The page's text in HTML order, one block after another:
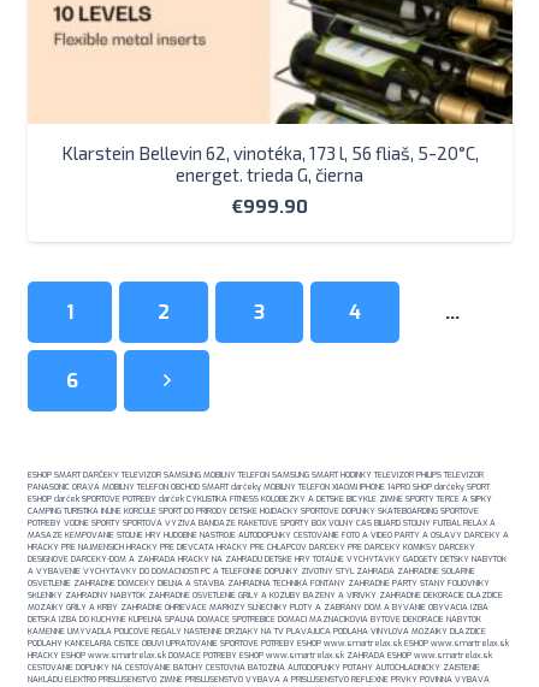
Klarstein Bellevin 62, vinotéka, 173 l, 56 fliaš, 5-20°C,
energet. trieda G, čierna
€999.90
1 2 3 4 …
6
ESHOP SMART DARČEKY TELEVIZOR SAMSUNG MOBILNY TELEFON SAMSUNG SMART HODINKY TELEVIZOR PHILIPS TELEVIZOR
PANASONIC ORAVA MOBILNY TELEFON OBCHOD SMART darčeky MOBILNY TELEFON XIAOMI IPHONE 14PRO SHOP darčeky SPORT
ESHOP darček SPORTOVE POTREBY darček CYKLISTIKA FITNESS KOLOBEZKY A DETSKE BICYKLE ZIMNE SPORTY TERCE A SIPKY
CAMPING TURISTIKA INLINE KORCULE SPORT DO PRIRODY DETSKE HOJDACKY SPORTOVE DOPLNKY SKATEBOARDING SPORTOVE
POTREBY VODNE SPORTY SPORTOVA VYZIVA BANDAZE RAKETOVE SPORTY BOX VOLNY CAS BILIARD STOLNY FUTBAL RELAX A
MASAZE KEMPOVANIE STOLNE HRY HUDOBNE NASTROJE AUTODOPLNKY CESTOVANIE FOTO A VIDEO PARTY A OSLAVY DARCEKY A
HRACKY PRE NAJMENSICH HRACKY PRE DIEVCATA HRACKY PRE CHLAPCOV DARCEKY PRE DARCEKY KOMIKSY DARCEKY
DESIGNOVE DARCEKY-DOM A ZAHRADA HRACKY NA ZAHRADU DETSKE HRY TOTALNE VYCHYTAVKY GADGETY DETSKY NABYTOK
A VYBAVENIE VYCHYTAVKY DO DOMACNOSTI PC A TELEFONNE DOPLNKY ZIVOTNY STYL ZAHRADA ZAHRADNE SOLARNE
OSVETLENIE ZAHRADNE DOMCEKY DIELNA A STAVBA ZAHRADNA TECHNIKA FONTANY ZAHRADNE PARTY STANY FOLIOVNIKY
SKLENIKY ZAHRADNY NABYTOK ZAHRADNE OSVETLENIE GRILY A KOZUBY BAZENY A VIRIVKY ZAHRADNE DEKORACIE DLAZDICE
MOZAIKY GRILY A KRBY ZAHRADNE OHRIEVACE MARKIZY SLNECNIKY PLOTY A ZABRANY DOM A BYVANIE OBYVACIA IZBA
DETSKA IZBA DO KUCHYNE KUPELNA SPALNA DOMACE SPOTREBICE DOMACI MAZNACIKOVIA BYTOVE DEKORACIE NABYTOK
KAMENNE UMYVADLA POLICOVE REGALY NASTENNE DRZIAKY NA TV PLAVAJUCA PODLAHA VINYLOVA MOZAIKY DLAZDICE
PODLAHY KANCELARIA CISTICE OBUVI UPRATOVANIE SPORTOVE POTREBY ESHOP www.smartrelax.sk ESHOP www.smartrelax.sk
HRACKY ESHOP www.smartrelax.sk DOMACE POTREBY ESHOP www.smartrelax.sk ZAHRADA ESHOP www.smartrelax.sk
CESTOVANIE DOPLNKY NA CESTOVANIE BATOHY CESTOVNA BATOZINA AUTODOPLNKY POTAHY AUTOCHLADNICKY ZAISTENIE
NAKLADU ELEKTRO PRISLUSENSTVO ZIMNE PRISLUSENSTVO VYBAVA A PRISLUSENSTVO REFLEXNE PRVKY POVINNA VYBAVA